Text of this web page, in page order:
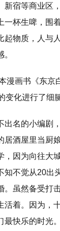
新宿等商业区
一杯生啤，围
起物质，人与
漫画书《东京
化进行了细
出名的小编剧
居酒屋里当厨
，因为向往大
知不觉从20出
。虽然备受打
活着。因为，
快乐的时光。